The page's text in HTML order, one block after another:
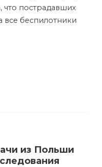
пострадавших
все беспилотники
из Польши